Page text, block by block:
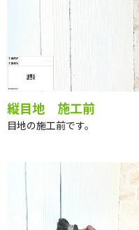
縦目地 施工前
目地の施工前です。